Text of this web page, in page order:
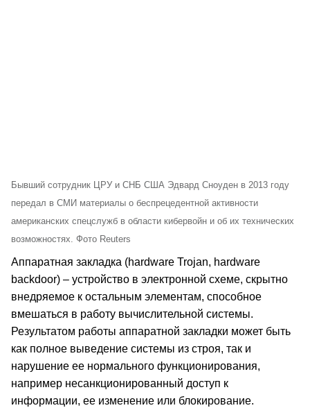
Бывший сотрудник ЦРУ и СНБ США Эдвард Сноуден в 2013 году
передал в СМИ материалы о беспрецедентной активности
американских спецслужб в области кибервойн и об их технических
возможностях. Фото Reuters
Аппаратная закладка (hardware Trojan, hardware
backdoor) – устройство в электронной схеме, скрытно
внедряемое к остальным элементам, способное
вмешаться в работу вычислительной системы.
Результатом работы аппаратной закладки может быть
как полное выведение системы из строя, так и
нарушение ее нормального функционирования,
например несанкционированный доступ к
информации, ее изменение или блокирование.